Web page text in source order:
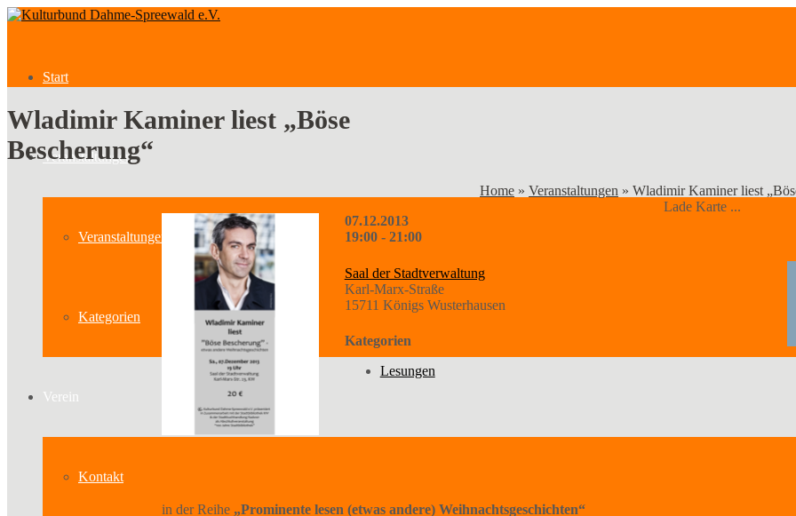
Start
Veranstaltungen
Veranstaltungen
Kategorien
Verein
Kontakt
Wladimir Kaminer liest „Böse
Bescherung“
Home » Veranstaltungen » Wladimir Kaminer liest
Lade Karte ...
07.12.2013
19:00 - 21:00
Saal der Stadtverwaltung
Karl-Marx-Straße
15711 Königs Wusterhausen
Kategorien
Lesungen
in der Reihe „Prominente lesen (etwas andere) Weihnachtsgeschichten“